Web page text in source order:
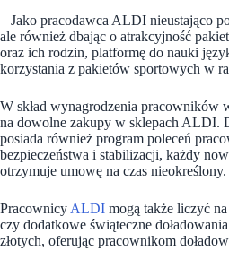
– Jako pracodawca ALDI nieustająco
ale również dbając o atrakcyjność
oraz ich rodzin, platformę do nauki
korzystania z pakietów sportowych w
W skład wynagrodzenia pracowników
na dowolne zakupy w sklepach ALDI.
posiada również program poleceń
bezpieczeństwa i stabilizacji, każdy
otrzymuje umowę na czas nieokreślony.
Pracownicy ALDI mogą także liczyć
czy dodatkowe świąteczne
złotych, oferując pracownikom